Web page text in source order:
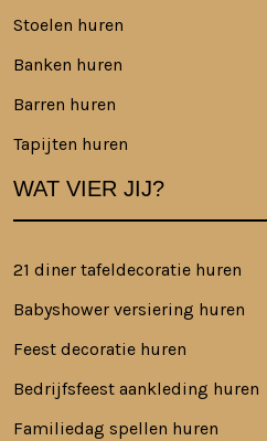
Stoelen huren
Banken huren
Barren huren
Tapijten huren
WAT VIER JIJ?
21 diner tafeldecoratie huren
Babyshower versiering huren
Feest decoratie huren
Bedrijfsfeest aankleding huren
Familiedag spellen huren